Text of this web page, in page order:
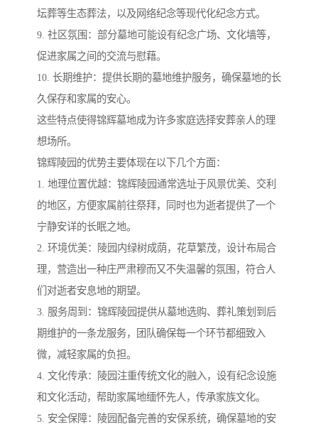
坛葬等生态葬法，以及网络纪念等现代化纪念方式。
9. 社区氛围：部分墓地可能设有纪念广场、文化墙等，
促进家属之间的交流与慰藉。
10. 长期维护：提供长期的墓地维护服务，确保墓地的长
久保存和家属的安心。
这些特点使得锦辉墓地成为许多家庭选择安葬亲人的理
想场所。
锦辉陵园的优势主要体现在以下几个方面：
1. 地理位置优越：锦辉陵园通常选址于风景优美、交利
的地区，方便家属前往祭拜，同时也为逝者提供了一个
宁静安详的长眠之地。
2. 环境优美：陵园内绿树成荫，花草繁茂，设计布局合
理，营造出一种庄严肃穆而又不失温馨的氛围，符合人
们对逝者安息地的期望。
3. 服务周到：锦辉陵园提供从墓地选购、葬礼策划到后
期维护的一条龙服务，团队确保每一个环节都细致入
微，减轻家属的负担。
4. 文化传承：陵园注重传统文化的融入，设有纪念设施
和文化活动，帮助家属地缅怀先人，传承家族文化。
5. 安全保障：陵园配备完善的安保系统，确保墓地的安